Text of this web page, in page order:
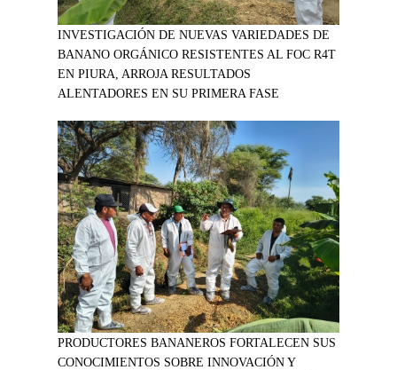
INVESTIGACIÓN DE NUEVAS VARIEDADES DE
BANANO ORGÁNICO RESISTENTES AL FOC R4T
EN PIURA, ARROJA RESULTADOS
ALENTADORES EN SU PRIMERA FASE
PRODUCTORES BANANEROS FORTALECEN SUS
CONOCIMIENTOS SOBRE INNOVACIÓN Y